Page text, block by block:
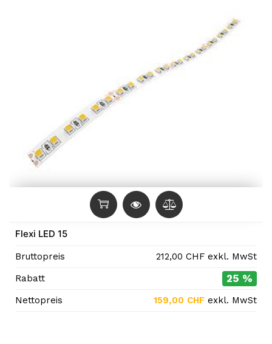
Flexi LED 15
Bruttopreis 212,00 CHF exkl. MwSt
Rabatt
25 %
Nettopreis 159,00 CHF exkl. MwSt